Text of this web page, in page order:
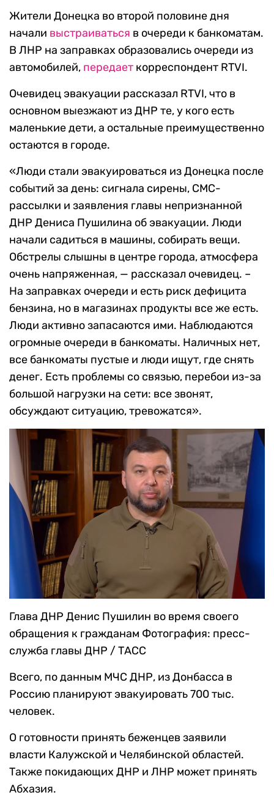
Жители Донецка во второй половине дня
начали выстраиваться в очереди к банкоматам.
В ЛНР на заправках образовались очереди из
автомобилей, передает корреспондент RTVI.
Очевидец эвакуации рассказал RTVI, что в
основном выезжают из ДНР те, у кого есть
маленькие дети, а остальные преимущественно
остаются в городе.
«Люди стали эвакуироваться из Донецка после
событий за день: сигнала сирены, СМС-
рассылки и заявления главы непризнанной
ДНР Дениса Пушилина об эвакуации. Люди
начали садиться в машины, собирать вещи.
Обстрелы слышны в центре города, атмосфера
очень напряженная, — рассказал очевидец. –
На заправках очереди и есть риск дефицита
бензина, но в магазинах продукты все же есть.
Люди активно запасаются ими. Наблюдаются
огромные очереди в банкоматы. Наличных нет,
все банкоматы пустые и люди ищут, где снять
денег. Есть проблемы со связью, перебои из-за
большой нагрузки на сети: все звонят,
обсуждают ситуацию, тревожатся».
Глава ДНР Денис Пушилин во время своего
обращения к гражданам Фотография: пресс-
служба главы ДНР / ТАСС
Всего, по данным МЧС ДНР, из Донбасса в
Россию планируют эвакуировать 700 тыс.
человек.
О готовности принять беженцев заявили
власти Калужской и Челябинской областей.
Также покидающих ДНР и ЛНР может принять
Абхазия.